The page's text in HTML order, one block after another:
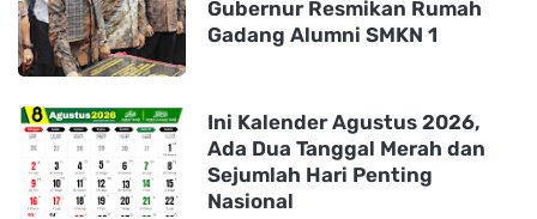
Gubernur Resmikan Rumah
Gadang Alumni SMKN 1
Ini Kalender Agustus 2026,
Ada Dua Tanggal Merah dan
Sejumlah Hari Penting
Nasional